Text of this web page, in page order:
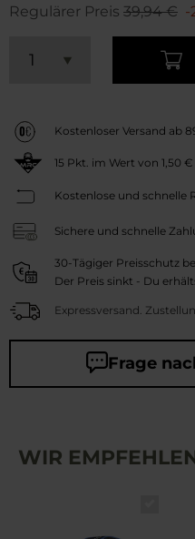
Regulärer Preis 39,94 € -
Kostenloser Versand ab
15 Pkt. im Wert von 1,50 €
Kostenlose und schnelle
Sichere und schnelle
30-Tägiger Preisschutz
Der Preis sinkt - Du
Expressversand.
Frage
WIR